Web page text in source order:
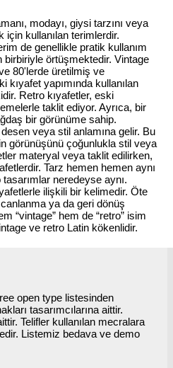
modayı, giysi tarzını veya
için kullanılan terimlerdir.
de genellikle pratik kullanım
birbiriyle örtüşmektedir. Vintage
80'lerde üretilmiş ve
kıyafet yapımında kullanılan
Retro kıyafetler, eski
taklit ediyor. Ayrıca, bir
bir görünüme sahip.
veya stil anlamına gelir. Bu
görünüşünü çoğunlukla stil veya
materyal veya taklit edilirken,
Tarz hemen hemen aynı
neredeyse aynı.
ilişkili bir kelimedir. Öte
ya da geri dönüş
“vintage” hem de “retro” isim
ve retro Latin kökenlidir.
open type listesinden
tasarımcılarına aittir.
Telifler kullanılan mecralara
Listemiz bedava ve demo